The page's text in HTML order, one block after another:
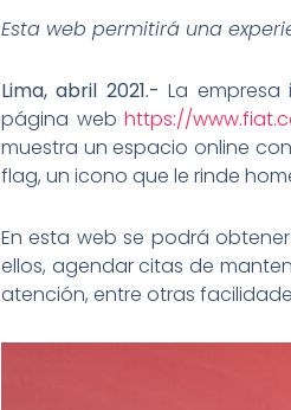
Esta web permitirá una
Lima, abril 2021.-La empresa
página webhttps://
muestra un espacio online
flag, un icono que le rinde
En esta web se podrá
ellos, agendar citas de
atención, entre otras